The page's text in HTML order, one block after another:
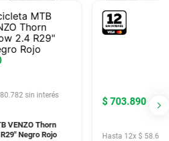
sin interés
Thorn
Negro Rojo
703.890
Hasta12x $ 58 .657sin